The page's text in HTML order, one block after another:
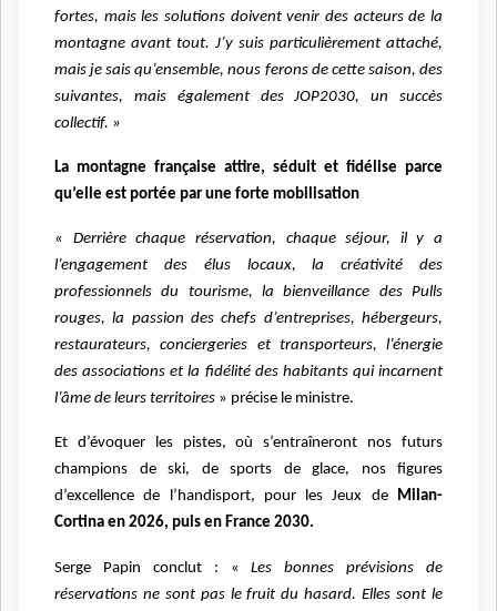
fortes, mais les solutions doivent venir des acteurs de la
montagne avant tout. J’y suis particulièrement attaché,
mais je sais qu’ensemble, nous ferons de cette saison, des
suivantes, mais également des JOP2030, un succès
collectif. »
La montagne française attire, séduit et fidélise parce
qu’elle est portée par une forte mobilisation
« Derrière chaque réservation, chaque séjour, il y a
l’engagement des élus locaux, la créativité des
professionnels du tourisme, la bienveillance des Pulls
rouges, la passion des chefs d’entreprises, hébergeurs,
restaurateurs, conciergeries et transporteurs, l’énergie
des associations et la fidélité des habitants qui incarnent
l’âme de leurs territoires » précise le ministre.
Et d’évoquer les pistes, où s’entraîneront nos futurs
champions de ski, de sports de glace, nos figures
d’excellence de l’handisport, pour les Jeux de Milan-
Cortina en 2026, puis en France 2030.
Serge Papin conclut : «Les bonnes prévisions de
réservations ne sont pas le fruit du hasard. Elles sont le